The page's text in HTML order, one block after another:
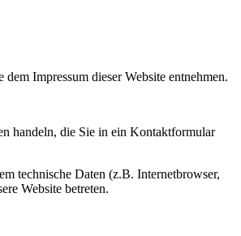
Impressum dieser Website entnehmen.
handeln, die Sie in ein Kontaktformular
technische Daten (z.B. Internetbrowser,
Website betreten.